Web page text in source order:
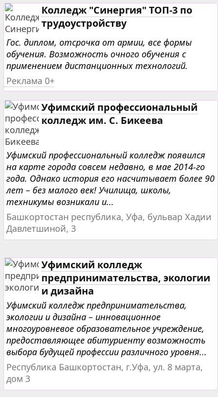
Колледж "Синергия" ТОП-3 по
трудоустройству
Гос. диплом, отсрочка от армии, все формы
обучения. Возможность очного обучения с
применением дистанционных технологий.
Реклама 0+
Уфимский профессиональный
колледж им. С. Бикеева
Уфимский профессиональный колледж появился
на карте города совсем недавно, в мае 2014-го
года. Однако история его насчитывает более 90
лет – без малого век! Училища, школы,
техникумы возникали и...
Башкортостан республика, Уфа, бульвар Хадии
Давлетшиной, 3
Уфимский колледж
предпринимательства, экологии
и дизайна
Уфимский колледж предпринимательства,
экологии и дизайна – инновационное
многоуровневое образовательное учреждение,
предоставляющее абитуриенту возможность
выбора будущей профессии различного уровня...
Республика Башкортостан, г.Уфа, ул. 8 марта,
дом 3